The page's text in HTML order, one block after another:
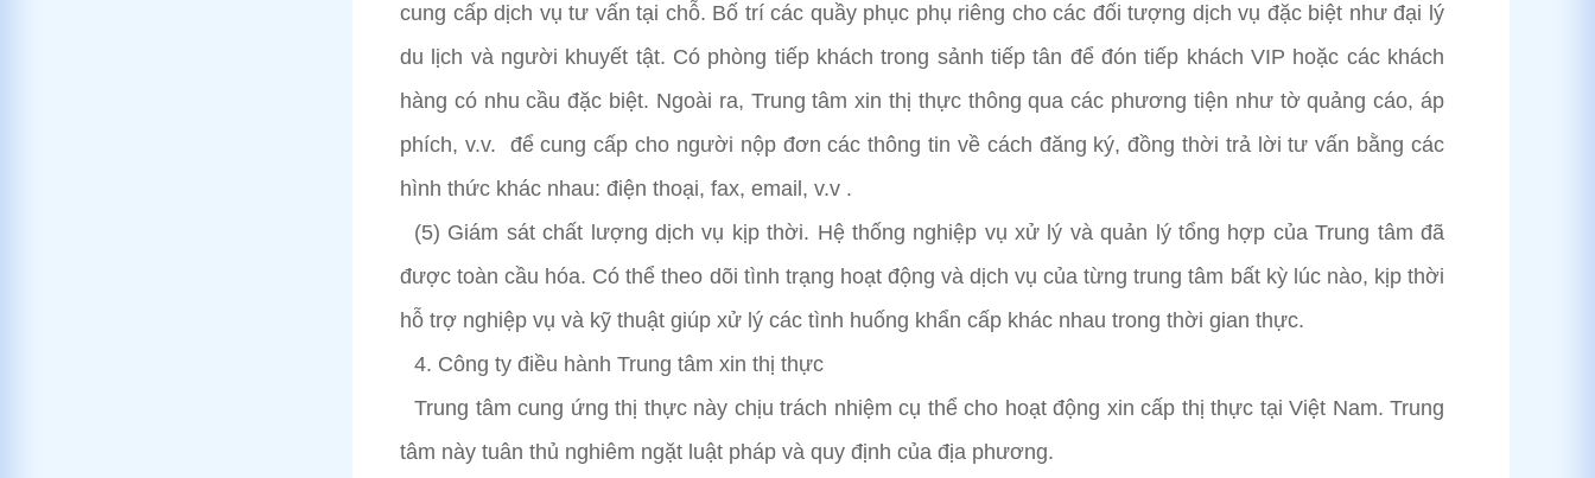
cung cấp dịch vụ tư vấn tại chỗ. Bố trí các quầy phục phụ riêng cho các đối tượng dịch vụ đặc biệt như đại lý
du lịch và người khuyết tật. Có phòng tiếp khách trong sảnh tiếp tân để đón tiếp khách VIP hoặc các khách
hàng có nhu cầu đặc biệt. Ngoài ra, Trung tâm xin thị thực thông qua các phương tiện như tờ quảng cáo, áp
phích, v.v. để cung cấp cho người nộp đơn các thông tin về cách đăng ký, đồng thời trả lời tư vấn bằng các
hình thức khác nhau: điện thoại, fax, email, v.v .
(5) Giám sát chất lượng dịch vụ kịp thời. Hệ thống nghiệp vụ xử lý và quản lý tổng hợp của Trung tâm đã
được toàn cầu hóa. Có thể theo dõi tình trạng hoạt động và dịch vụ của từng trung tâm bất kỳ lúc nào, kịp thời
hỗ trợ nghiệp vụ và kỹ thuật giúp xử lý các tình huống khẩn cấp khác nhau trong thời gian thực.
4. Công ty điều hành Trung tâm xin thị thực
Trung tâm cung ứng thị thực này chịu trách nhiệm cụ thể cho hoạt động xin cấp thị thực tại Việt Nam. Trung
tâm này tuân thủ nghiêm ngặt luật pháp và quy định của địa phương.